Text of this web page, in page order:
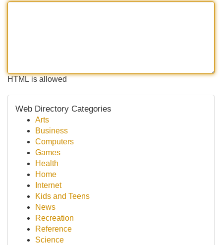
HTML is allowed
Web Directory Categories
Arts
Business
Computers
Games
Health
Home
Internet
Kids and Teens
News
Recreation
Reference
Science